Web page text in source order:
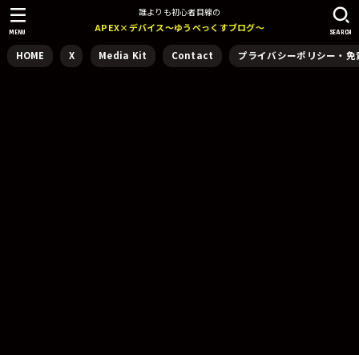
誰よりも初心者目線の
APEX×デバイス～ゆうぺっくすブログ～
HOME X Media Kit Contact プライバシーポリシー・免
SEARCH
MENU